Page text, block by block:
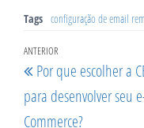
Tags configuração de email
Navegação
de
Post
Post
anterior
ANTERIOR
Por que escolher a
para desenvolver seu
Commerce?